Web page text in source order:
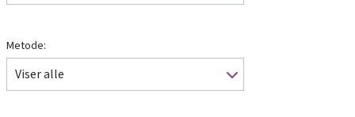
Metode:
Viser alle